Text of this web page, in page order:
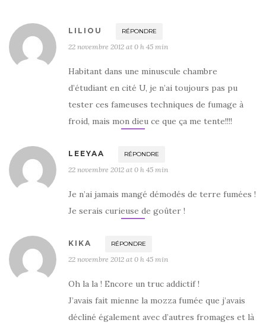
LILIOU RÉPONDRE
22 novembre 2012 at 0 h 45 min
Habitant dans une minuscule chambre
d’étudiant en cité U, je n’ai toujours pas pu
tester ces fameuses techniques de fumage à
froid, mais mon dieu ce que ça me tente!!!!
LEEYAA RÉPONDRE
22 novembre 2012 at 0 h 45 min
Je n’ai jamais mangé démodés de terre fumées !
Je serais curieuse de goûter !
KIKA RÉPONDRE
22 novembre 2012 at 0 h 45 min
Oh la la ! Encore un truc addictif !
J’avais fait mienne la mozza fumée que j’avais
décliné également avec d’autres fromages et là